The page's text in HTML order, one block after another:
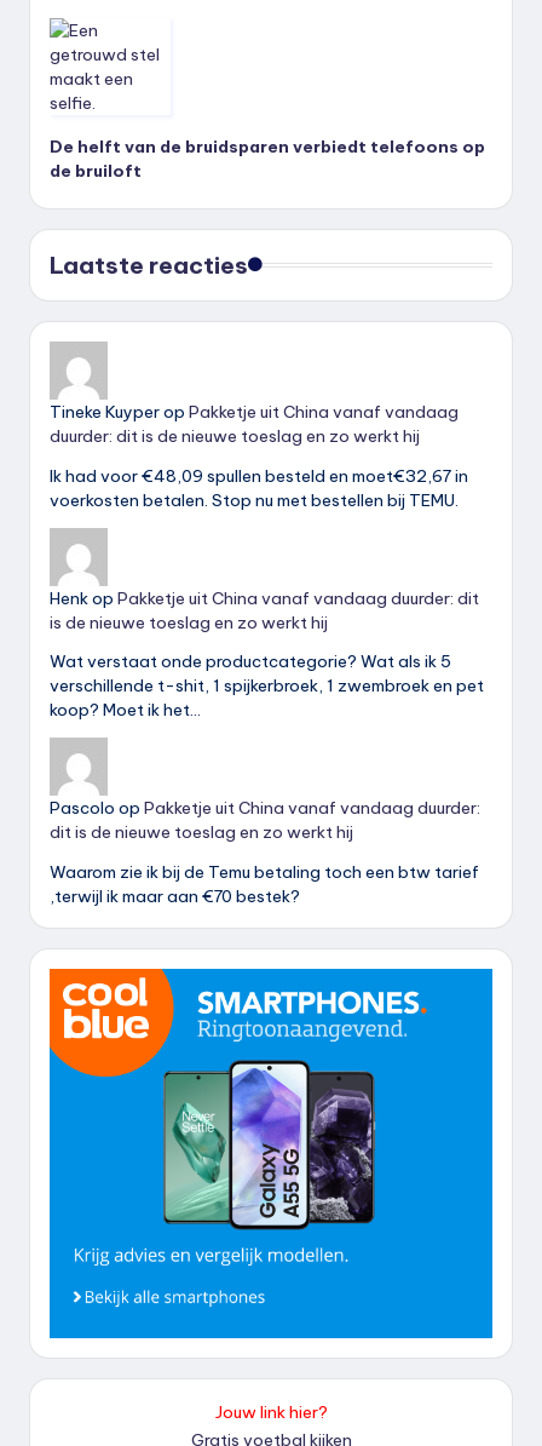
De helft van de bruidsparen verbiedt telefoons op
de bruiloft
Laatste reacties
Tineke Kuyperop Pakketje uit China vanaf vandaag
duurder: dit is de nieuwe toeslag en zo werkt hij
Ik had voor €48,09 spullen besteld en moet€32,67 in
voerkosten betalen. Stop nu met bestellen bij TEMU.
Henkop Pakketje uit China vanaf vandaag duurder: dit
is de nieuwe toeslag en zo werkt hij
Wat verstaat onde productcategorie? Wat als ik 5
verschillende t-shit, 1 spijkerbroek, 1 zwembroek en pet
koop? Moet ik het…
Pascolo op Pakketje uit China vanaf vandaag duurder:
dit is de nieuwe toeslag en zo werkt hij
Waarom zie ik bij de Temu betaling toch een btw tarief
,terwijl ik maar aan €70 bestek?
Jouw link hier?
Gratis voetbal kijken